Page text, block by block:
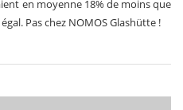
en moyenne 18% de moins que
Pas chez NOMOS Glashütte !